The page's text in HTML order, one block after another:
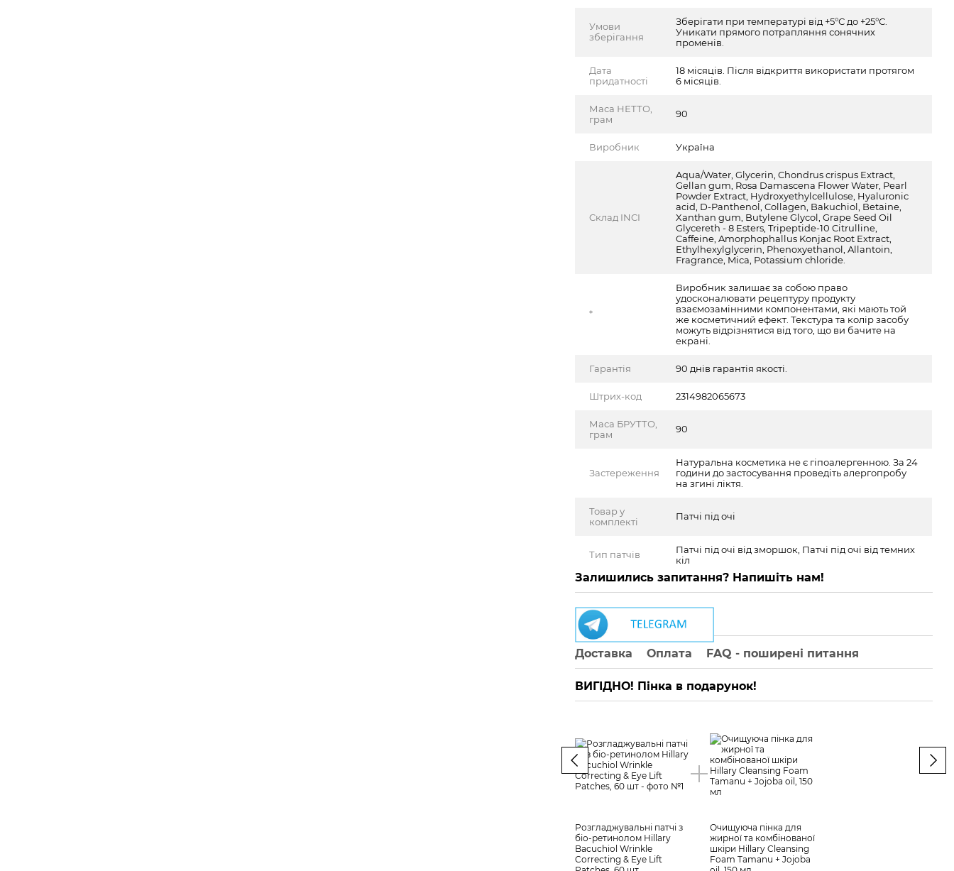
Умови
зберігання
Зберігати при температурі від +5°С до +25°С.
Уникати прямого потрапляння сонячних
променів.
Дата
придатності
18 місяців. Після відкриття використати протягом
6 місяців.
Маса НЕТТО,
грам
90
Виробник Україна
Cклад INCI
Aqua/Water, Glycerin, Chondrus crispus Extract,
Gellan gum, Rosa Damascena Flower Water, Pearl
Powder Extract, Hydroxyethylcellulose, Hyaluronic
acid, D-Panthenol, Collagen, Bakuchiol, Betaine,
Xanthan gum, Butylene Glycol, Grape Seed Oil
Glycereth - 8 Esters, Tripeptide-10 Citrulline,
Caffeine, Amorphophallus Konjac Root Extract,
Ethylhexylglycerin, Phenoxyethanol, Allantoin,
Fragrance, Mica, Potassium chloride.
*
Виробник залишає за собою право
удосконалювати рецептуру продукту
взаємозамінними компонентами, які мають той
же косметичний ефект. Текстура та колір засобу
можуть відрізнятися від того, що ви бачите на
екрані.
Гарантія 90 днів гарантія якості.
Штрих-код 2314982065673
Маса БРУТТО,
грам
90
Застереження
Натуральна косметика не є гіпоалергенною. За 24
години до застосування проведіть алергопробу
на згині ліктя.
Товар у
комплекті
Патчі під очі
Тип патчів
Патчі під очі від зморшок, Патчі під очі від темних
кіл
Залишились запитання? Напишіть нам!
Доставка Оплата FAQ - поширені питання
ВИГІДНО! Пінка в подарунок!
Розгладжувальні патчі з
біо-ретинолом Hillary
Bacuchiol Wrinkle
Correcting & Eye Lift
Очищуюча пінка для
жирної та комбінованої
шкіри Hillary Cleansing
Foam Tamanu + Jojoba